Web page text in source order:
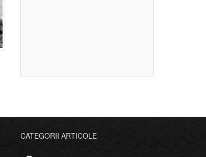
CATEGORII ARTICOLE